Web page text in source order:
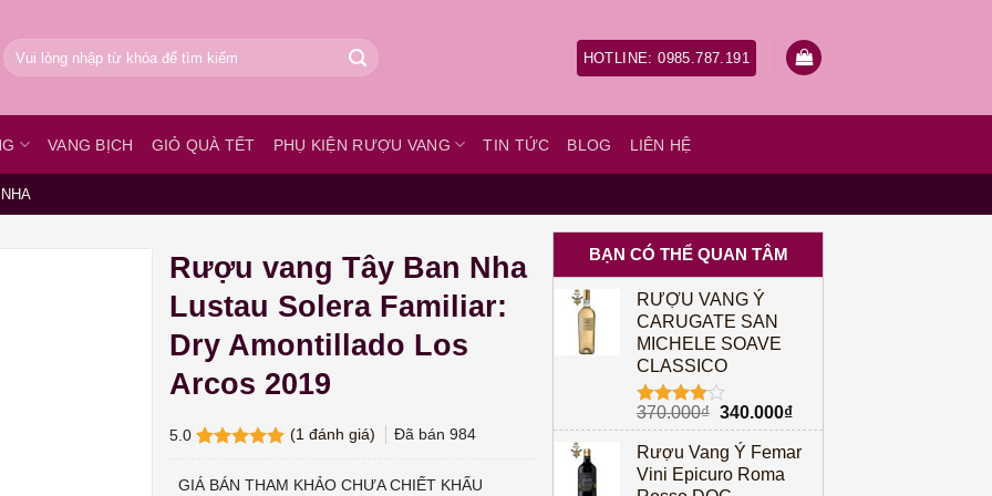
Tìm
kiếm:
HOTLINE: 0985.787.191
VANG BỊCH GIỎ QUÀ TẾT PHỤ KIỆN RƯỢU VANG TIN TỨC BLOG LIÊN HỆ
BẠN CÓ THỂ QUAN TÂM
RƯỢU VANG Ý
CARUGATE SAN
MICHELE SOAVE
CLASSICO
Được
xếp hạng
4.005
sao
370.000₫ Giá
gốc
là:
370.000₫.
340.000₫Giá
hiện
tại
Rượu Vang Ý Femar
Vini Epicuro Roma
Rượu vang Tây Ban Nha
Lustau Solera Familiar:
Dry Amontillado Los
Arcos 2019
5.0
dựa trên
(1 đánh giá) Đã bán 984
GIÁ BÁN THAM KHẢO CHƯA CHIẾT KHẤU